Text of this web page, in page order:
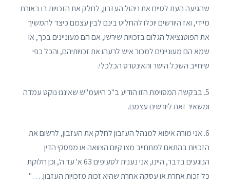
שהגיעה העת לסיים את ניהול העזבון, לחלק את הזכויות בו באורח
מיידי, ואז היורשים יוכלו להחליט בינם לבין עצמם כיצד להמשיך
את הפוטנציאל הגלום בזכויות שירשו, אם הם מעוניינים בכך, או
שמא הם מעוניינים למכור איש לרעהו את זכויותיהם, והכל כפי
שיחייב השכל הישר והאינטרס הכלכלי.
5. בבקשה המסוימת הזו הודיע ב"כ היועמ"ש שאיננו נוקט עמדה
ומשאיר זאת ליורשים עצמם.
6. אני מורה איפוא למנהל העזבון לחלק את העזבון, לרשום את
הזכויות בהתאם למתחייב מצו קיום הצוואה או מפסקי הדין
הנוגעים בדבר, היינו, אני נענית לסעיפים 63 א' עד ה', וכן חלוקת
כל זכות אחרת או עסקה אחרת שהיא זכות מזכויות העזבון. …"